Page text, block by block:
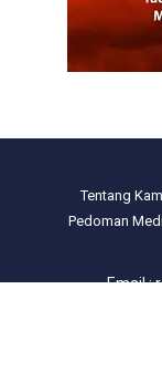
Tentang
Pedoman
Email :